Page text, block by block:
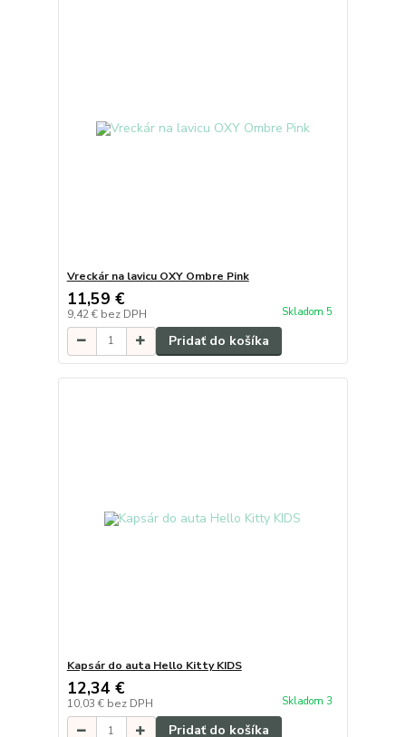
Vreckár na lavicu OXY Ombre Pink
11,59 €
9,42 € bez DPH Skladom 5
Pridať do košíka
Kapsár do auta Hello Kitty KIDS
12,34 €
10,03 € bez DPH Skladom 3
Pridať do košíka